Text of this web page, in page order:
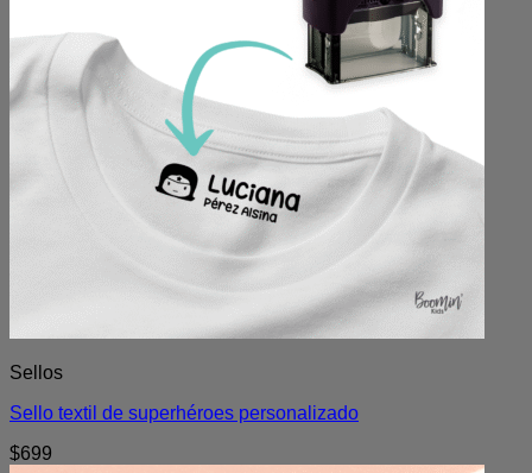
Sellos
Sello textil de superhéroes personalizado
$699